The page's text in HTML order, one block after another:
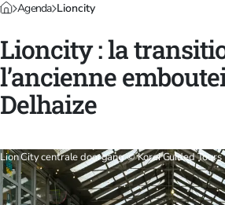
Agenda Lioncity
Lioncity : la
l’ancienne
Delhaize
Lion City centrale doorgang © Korei Guided Tours